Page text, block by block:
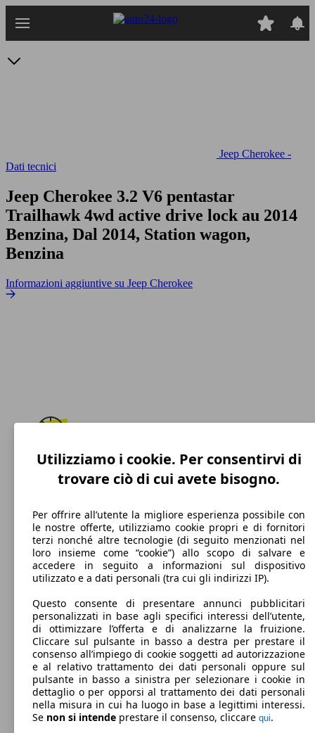
Jeep Cherokee -
Dati tecnici
Jeep Cherokee 3.2 V6 pentastar
Trailhawk 4wd active drive lock au 2014
Benzina, Dal 2014, Station wagon,
Benzina
Informazioni aggiuntive su Jeep Cherokee
180 km/h
Velocità massima
Benzina
Carburante
232 g/km
Emissioni di CO2 (combinato)*
Utilizziamo i cookie. Per consentirvi di
trovare ciò di cui avete bisogno.
Per offrire all’utente la migliore esperienza possibile con
le nostre offerte, utilizziamo cookie propri e di fornitori
terzi nonché altre tecnologie (di seguito menzionati nel
loro insieme come “cookie”) allo scopo di salvare e
accedere in seguito a informazioni sul dispositivo
utilizzato e a dati personali (tra cui gli indirizzi IP).
Questo consente di presentare annunci pubblicitari
personalizzati in base agli specifici interessi dell’utente,
di ottimizzare l’offerta e di analizzarne la fruizione.
Cliccare sul pulsante in basso a destra per prestare il
consenso all’impiego di cookie soggetti ad autorizzazione
e al relativo trattamento dei dati personali oppure sul
pulsante in basso a sinistra per selezionare i cookie in
dettaglio o per opporsi al trattamento dei dati personali
nella misura in cui ha luogo in base a legittimi interessi.
Se non si intende prestare il consenso, cliccare qui.